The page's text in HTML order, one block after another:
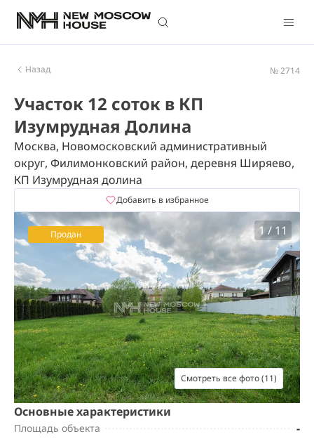
Назад № 2714
Участок 12 соток в КП
Изумрудная Долина
Москва, Новомосковский административный
округ, Филимонковский район, деревня Ширяево,
КП Изумрудная долина
Добавить в избранное
1/ 11
Продан
Смотреть все фото (11)
Основные характеристики
Площадь объекта -